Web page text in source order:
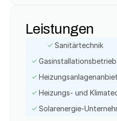
Leistungen
Sanitärtechnik
Gasinstallationsbetrieb
Heizungs- und
Solarenergie-